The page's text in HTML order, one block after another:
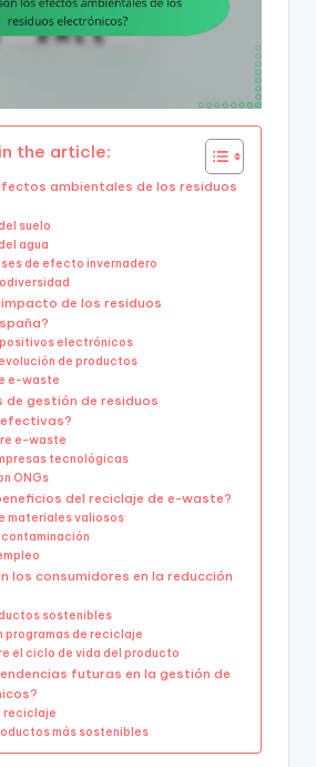
the article:
ambientales de los residuos
suelo
agua
de efecto invernadero
de los residuos
electrónicos
de productos
e-waste
de gestión de residuos
e-waste
tecnológicas
ONGs
del reciclaje de e-waste?
materiales valiosos
contaminación
los consumidores en la reducción
sostenibles
programas de reciclaje
el ciclo de vida del producto
futuras en la gestión de
reciclaje
más sostenibles